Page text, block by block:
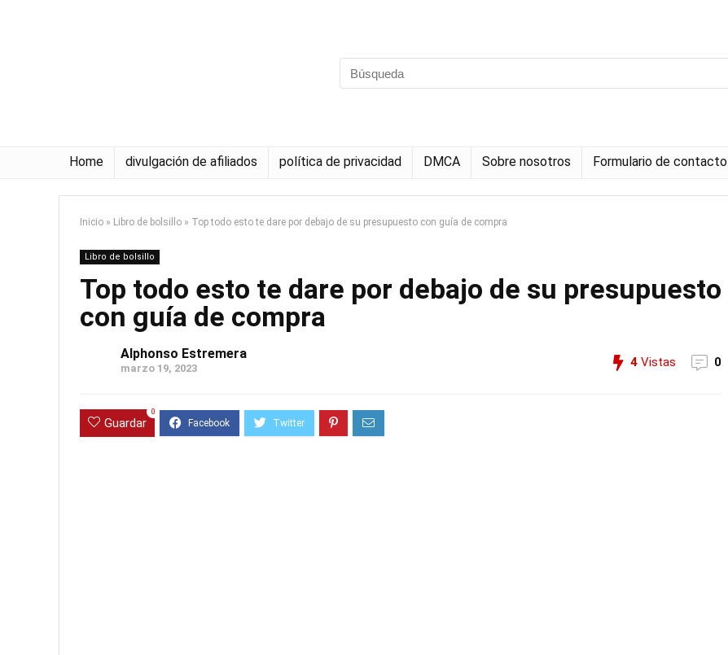
Home divulgación de afiliados política de privacidad DMCA Sobre nosotros Formulario de contacto
Inicio » Libro de bolsillo » Top todo esto te dare por debajo de su presupuesto con guía de compra
Libro de bolsillo
Top todo esto te dare por debajo de su presupuesto
con guía de compra
Alphonso Estremera
marzo 19, 2023 4 Vistas 0
Guardar
0